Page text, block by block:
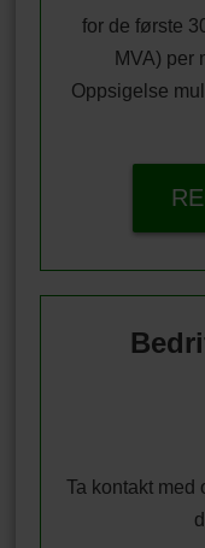
for de første
MVA) per
Oppsigelse
Ta kontakt med